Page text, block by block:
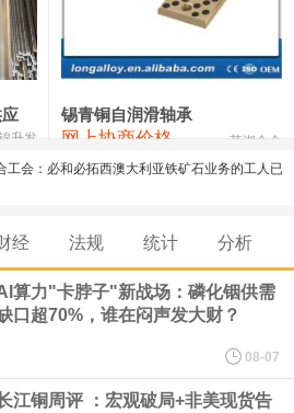
24,400
39,300 0
升发
锡青铜自润滑轴承
网上协商价格 芜湖合金
工会：必和必拓西澳大利亚铁矿石业务的工人已
董事长王兴兴网上路演时表示，报告期内，公司
为4,995.18万元、7,001.70万元、14,496.56万
长率达70.36%，呈快速增长趋势，并形成多项
经 法规 统计 分析
算力"卡脖子"新战场：磷化铟供需
口超70%，谁在闷声发大财？
08-07
江铜周评 ：宏观破局+非美现货告